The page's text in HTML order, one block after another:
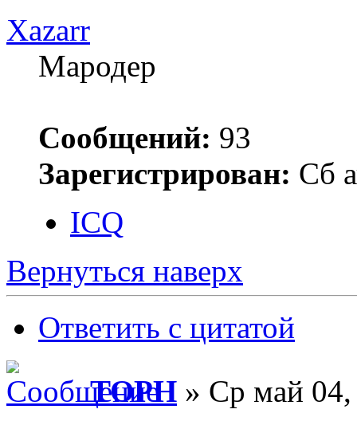
Xazarr
Мародер
Сообщений: 93
Зарегистрирован: Сб
ICQ
Вернуться наверх
Ответить с цитатой
ТОРН » Ср май